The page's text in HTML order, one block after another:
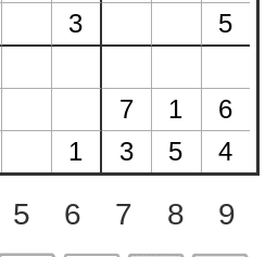
5 6 7 8 9